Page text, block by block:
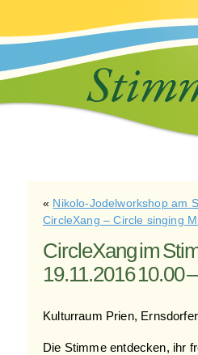
« Nikolo-Jodelworkshop am
CircleXang – Circle singing
CircleXang im
19.11.2016 10.00
Kulturraum Prien,
Die Stimme entdecken, ihr